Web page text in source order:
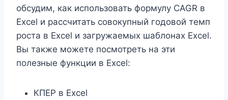
обсудим, как использовать формулу CAGR в
Excel и рассчитать совокупный годовой темп
роста в Excel и загружаемых шаблонах Excel.
Вы также можете посмотреть на эти
полезные функции в Excel:
КПЕР в Excel